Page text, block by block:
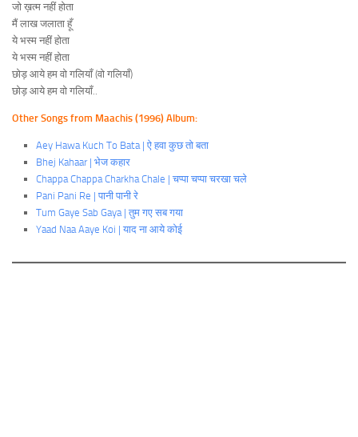
जो ख़त्म नहीं होता
मैं लाख जलाता हूँ
ये भस्म नहीं होता
ये भस्म नहीं होता
छोड़ आये हम वो गलियाँ (वो गलियाँ)
छोड़ आये हम वो गलियाँ..
Other Songs from Maachis (1996) Album:
Aey Hawa Kuch To Bata | ऐ हवा कुछ तो बता
Bhej Kahaar | भेज कहार
Chappa Chappa Charkha Chale | चप्पा चप्पा चरखा चले
Pani Pani Re | पानी पानी रे
Tum Gaye Sab Gaya | तुम गए सब गया
Yaad Naa Aaye Koi | याद ना आये कोई